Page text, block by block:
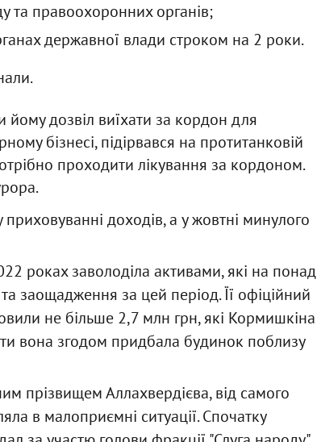
та правоохоронних органів;
державної влади строком на 2 роки.
йому дозвіл виїхати за кордон для
бізнесі, підірвався на протитанковій
проходити лікування за кордоном.
доходів, а у жовтні минулого
роках заволоділа активами, які на понад
заощадження за цей період. Її офіційний
не більше 2,7 млн грн, які Кормишкіна
вона згодом придбала будинок поблизу
прізвищем Аллахвердієва, від самого
в малоприємні ситуації. Спочатку